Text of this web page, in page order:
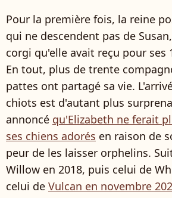
Pour la première fois, la reine
qui ne descendent pas de
corgi qu'elle avait reçu pour ses
En tout, plus de trente
pattes ont partagé sa vie.
chiots est d'autant plus
annoncé qu'Elizabeth ne ferait
ses chiens adorés en raison de
peur de les laisser orphelins.
Willow en 2018, puis celui de
celui de Vulcan en novembre